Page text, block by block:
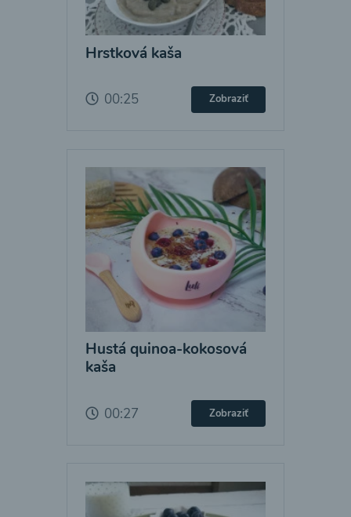
Hrstková kaša
00:25 Zobraziť
Hustá quinoa-kokosová
kaša
00:27 Zobraziť